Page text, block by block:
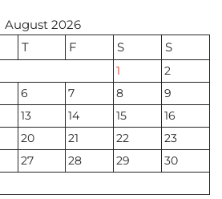
August 2026
T F S S
1
2
6 7 8
9
13 14 15
16
20 21 22
23
27 28 29
30